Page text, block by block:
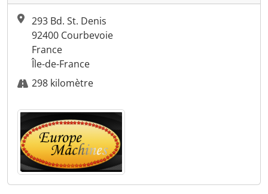
293 Bd. St. Denis
92400 Courbevoie
France
Île-de-France
298 kilomètre